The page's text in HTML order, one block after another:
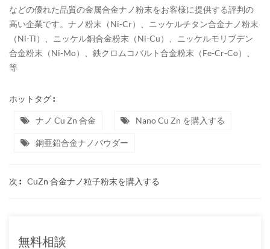
などの優れた品質の金属合金ナノ粉末をお客様に提供する評判の
高い企業です。ナノ粉末（Ni-Cr）、ニッケルチタン合金ナノ粉末
（Ni-Ti）、ニッケル銅合金粉末（Ni-Cu）、ニッケルモリブデン
合金粉末（Ni-Mo）、鉄クロムコバルト合金粉末（Fe-Cr-Co）、
等
ホットタグ :
ナノ Cu Zn 合金 Nano Cu Zn を購入する
銅亜鉛合金ナノパウダー
次 : CuZn 合金ナノ粒子粉末を購入する
無料相談